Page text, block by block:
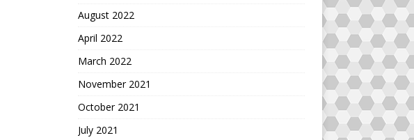
August 2022
April 2022
March 2022
November 2021
October 2021
July 2021